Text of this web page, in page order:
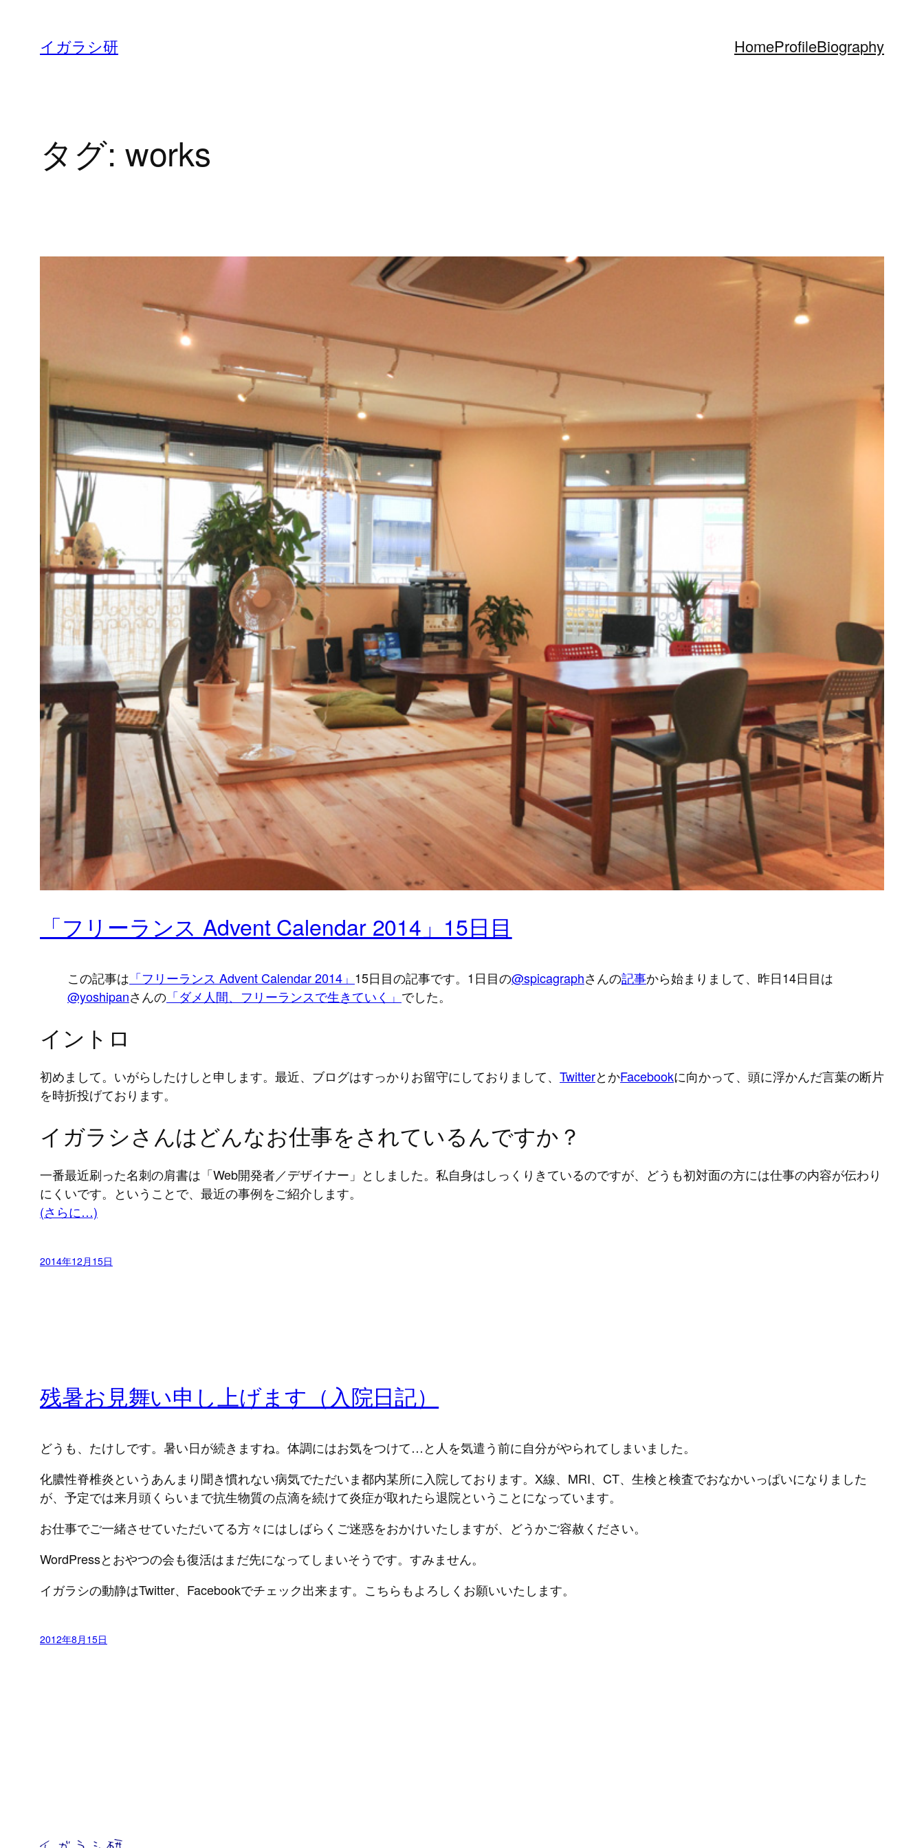
イガラシ研 HomeProfileBiography
タグ: works
「フリーランス Advent Calendar 2014」15日目
この記事は 「フリーランス Advent Calendar 2014」 15日目の記事です。1日目の@spicagraphさんの記事から始まりまして、昨日14日目は
@yoshipanさんの 「ダメ人間、フリーランスで生きていく」 でした。
イントロ
初めまして。いがらしたけしと申します。最近、ブログはすっかりお留守にしておりまして、 TwitterとかFacebookに向かって、頭に浮かんだ言葉の断片
を時折投げております。
イガラシさんはどんなお仕事をされているんですか？
一番最近刷った名刺の肩書は「Web開発者／デザイナー」としました。私自身はしっくりきているのですが、どうも初対面の方には仕事の内容が伝わり
にくいです。ということで、最近の事例をご紹介します。
(さらに…)
2014年12月15日
残暑お見舞い申し上げます（入院日記）
どうも、たけしです。暑い日が続きますね。体調にはお気をつけて…と人を気遣う前に自分がやられてしまいました。
化膿性脊椎炎というあんまり聞き慣れない病気でただいま都内某所に入院しております。X線、MRI、CT、生検と検査でおなかいっぱいになりました
が、予定では来月頭くらいまで抗生物質の点滴を続けて炎症が取れたら退院ということになっています。
お仕事でご一緒させていただいてる方々にはしばらくご迷惑をおかけいたしますが、どうかご容赦ください。
WordPressとおやつの会も復活はまだ先になってしまいそうです。すみません。
イガラシの動静はTwitter、Facebookでチェック出来ます。こちらもよろしくお願いいたします。
2012年8月15日